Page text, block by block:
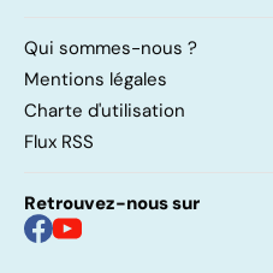
Qui sommes-nous ?
Mentions légales
Charte d'utilisation
Flux RSS
Retrouvez-nous sur